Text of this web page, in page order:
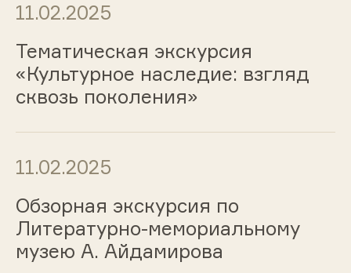
11.02.2025
Тематическая экскурсия
«Культурное наследие: взгляд
сквозь поколения»
11.02.2025
Обзорная экскурсия по
Литературно-мемориальному
музею А. Айдамирова